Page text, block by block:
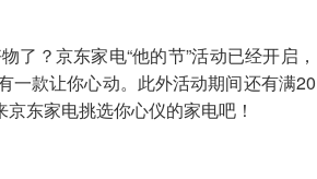
？京东家电“他的节”活动已经开启，
一款让你心动。此外活动期间还有满20
东家电挑选你心仪的家电吧！